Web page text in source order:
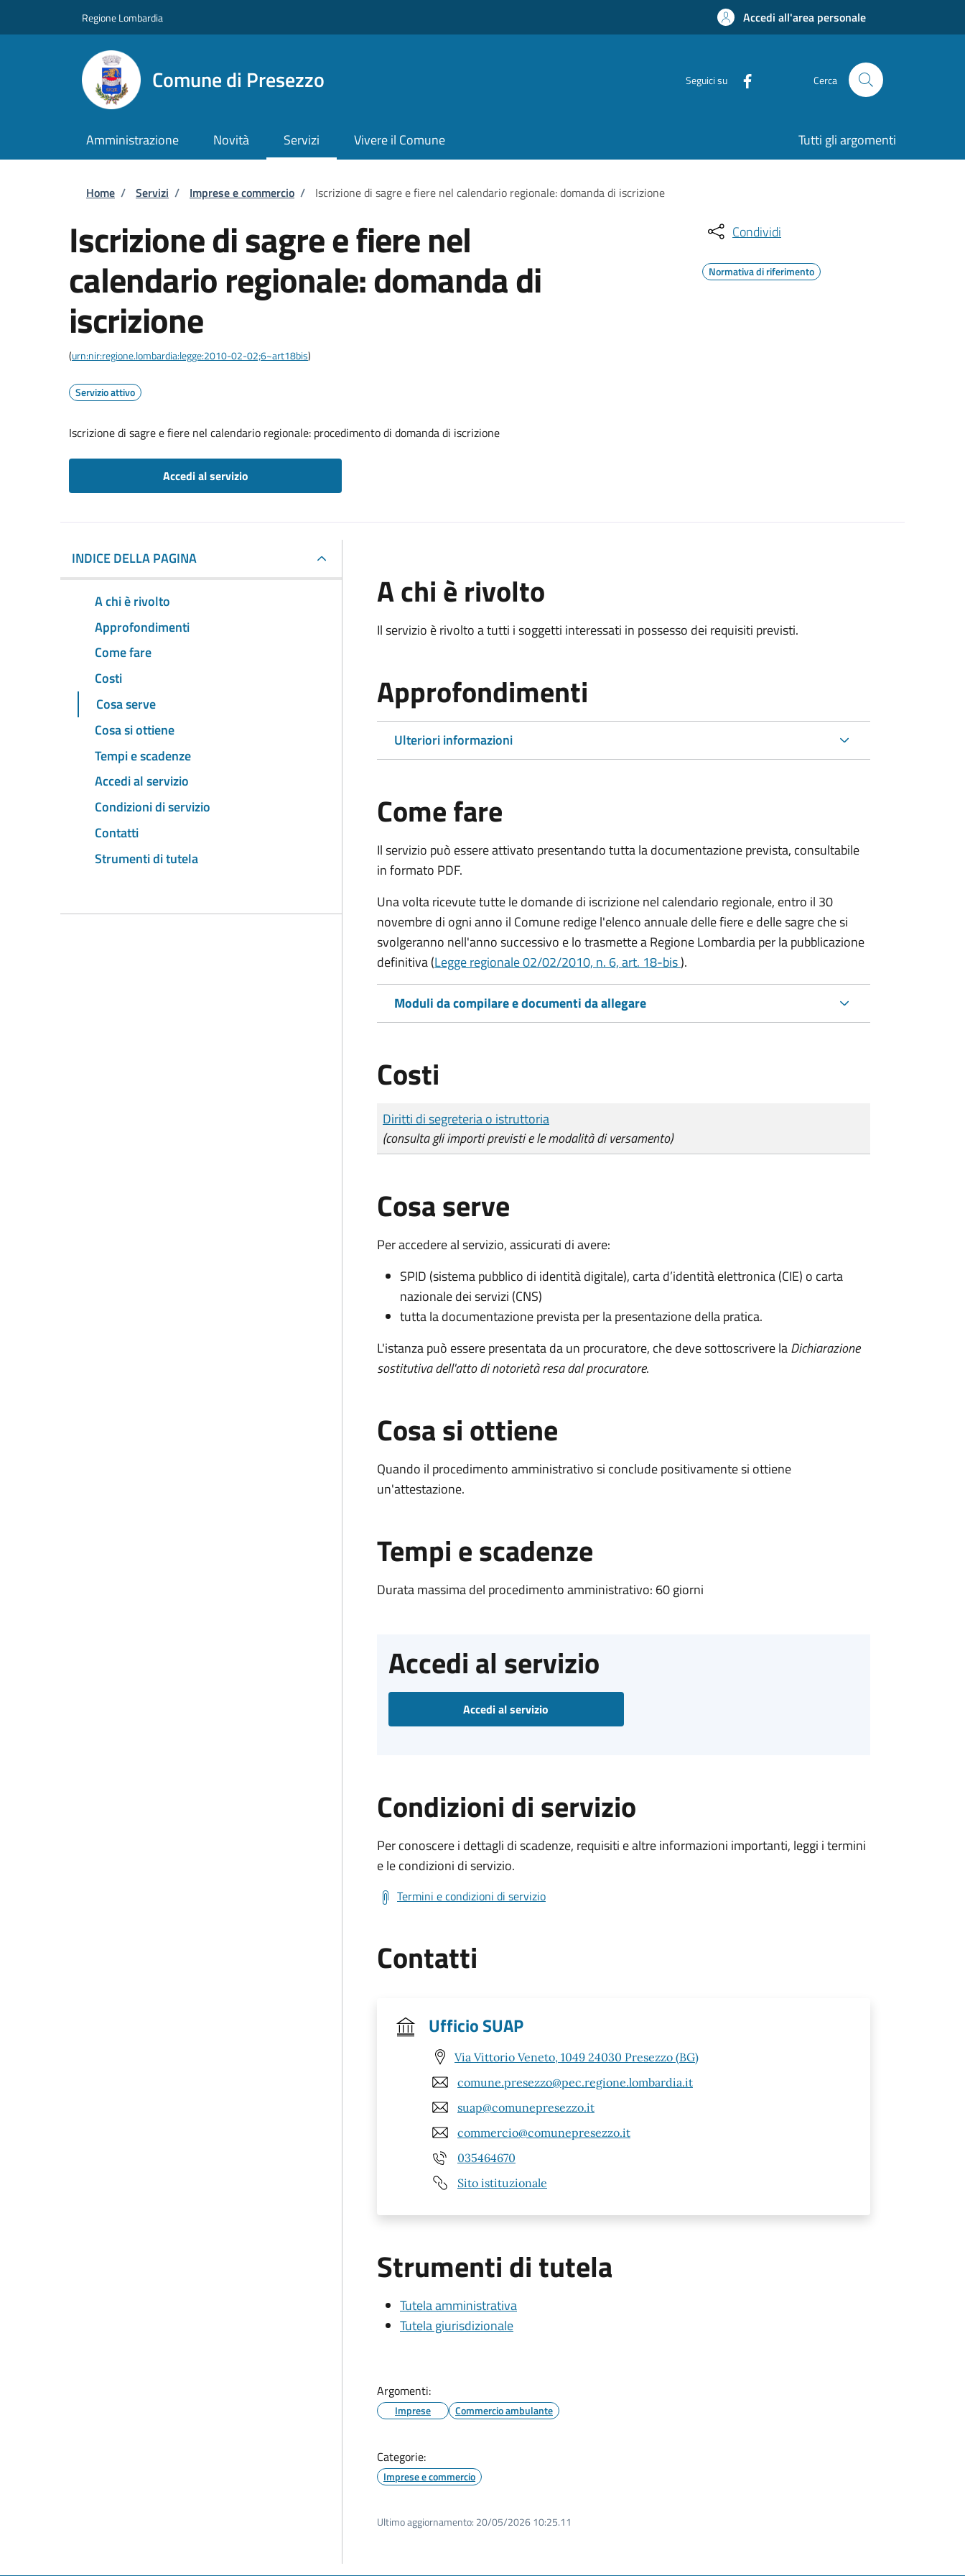
Regione Lombardia Accedi all'area personale
Comune di Presezzo Seguici su Cerca
Amministrazione Novità Servizi Vivere il Comune Tutti gli argomenti
Briciole di pane
Home / Servizi / Imprese e commercio / Iscrizione di sagre e fiere nel calendario regionale: domanda di iscrizione
Iscrizione di sagre e fiere nel
calendario regionale: domanda di
iscrizione
(urn:nir:regione.lombardia:legge:2010-02-02;6~art18bis)
Servizio attivo
Iscrizione di sagre e fiere nel calendario regionale: procedimento di domanda di iscrizione
Accedi al servizio
Condividi
Normativa di riferimento
INDICE DELLA PAGINA
A chi è rivolto
Approfondimenti
Come fare
Costi
Cosa serve
Cosa si ottiene
Tempi e scadenze
Accedi al servizio
Condizioni di servizio
Contatti
Strumenti di tutela
A chi è rivolto
Il servizio è rivolto a tutti i soggetti interessati in possesso dei requisiti previsti.
Approfondimenti
Ulteriori informazioni
Come fare
Il servizio può essere attivato presentando tutta la documentazione prevista, consultabile
in formato PDF.
Una volta ricevute tutte le domande di iscrizione nel calendario regionale, entro il 30
novembre di ogni anno il Comune redige l'elenco annuale delle fiere e delle sagre che si
svolgeranno nell'anno successivo e lo trasmette a Regione Lombardia per la pubblicazione
definitiva (Legge regionale 02/02/2010, n. 6, art. 18-bis).
Moduli da compilare e documenti da allegare
Costi
Tipo di pagamento
Importo
Diritti di segreteria o istruttoria
(consulta gli importi previsti e le modalità di versamento)
Cosa serve
Per accedere al servizio, assicurati di avere:
SPID (sistema pubblico di identità digitale), carta d’identità elettronica (CIE) o carta
nazionale dei servizi (CNS)
tutta la documentazione prevista per la presentazione della pratica.
L'istanza può essere presentata da un procuratore, che deve sottoscrivere laDichiarazione
sostitutiva dell'atto di notorietà resa dal procuratore.
Cosa si ottiene
Quando il procedimento amministrativo si conclude positivamente si ottiene
un'attestazione.
Tempi e scadenze
Durata massima del procedimento amministrativo: 60 giorni
Accedi al servizio
Accedi al servizio
Condizioni di servizio
Per conoscere i dettagli di scadenze, requisiti e altre informazioni importanti, leggi i termini
e le condizioni di servizio.
Termini e condizioni di servizio
Contatti
Ufficio SUAP
Via Vittorio Veneto, 1049 24030 Presezzo (BG)
comune.presezzo@pec.regione.lombardia.it
suap@comunepresezzo.it
commercio@comunepresezzo.it
035464670
Sito istituzionale
Strumenti di tutela
Tutela amministrativa
Tutela giurisdizionale
Argomenti:
Imprese Commercio ambulante
Categorie:
Imprese e commercio
Ultimo aggiornamento: 20/05/2026 10:25.11